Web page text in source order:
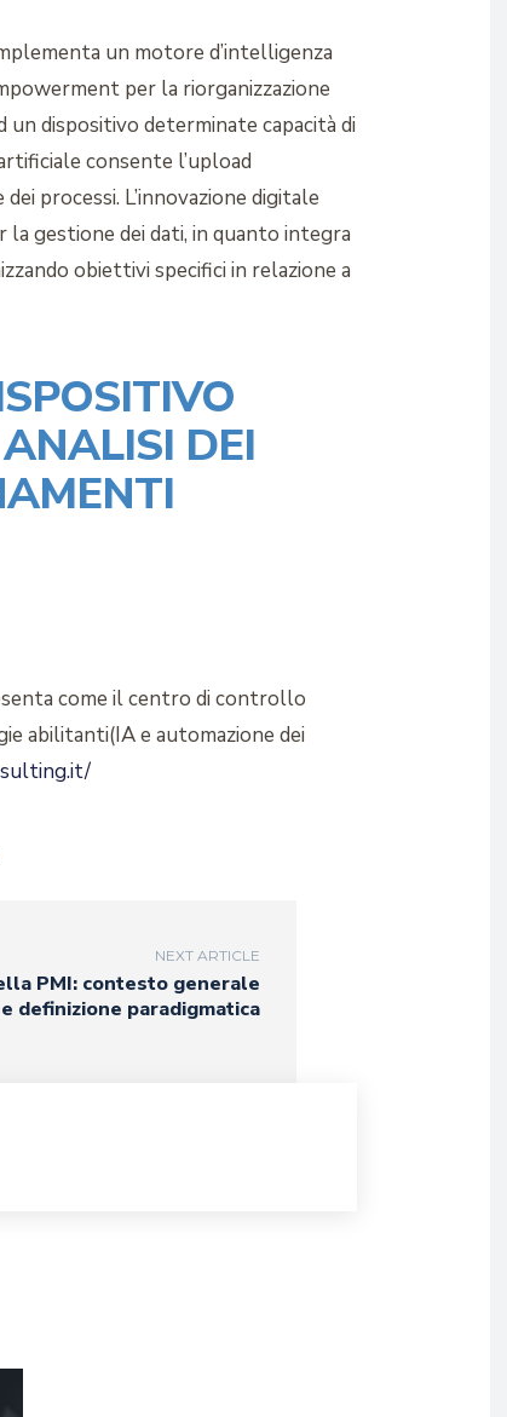
un motore d’intelligenza
per la riorganizzazione
dispositivo determinate capacità di
consente l’upload
processi. L’innovazione digitale
la gestione dei dati, in quanto integra
obiettivi specifici in relazione a
DEI
come il centro di controllo
abilitanti(IA e automazione dei
NEXT ARTICLE
PMI: contesto generale
e definizione paradigmatica